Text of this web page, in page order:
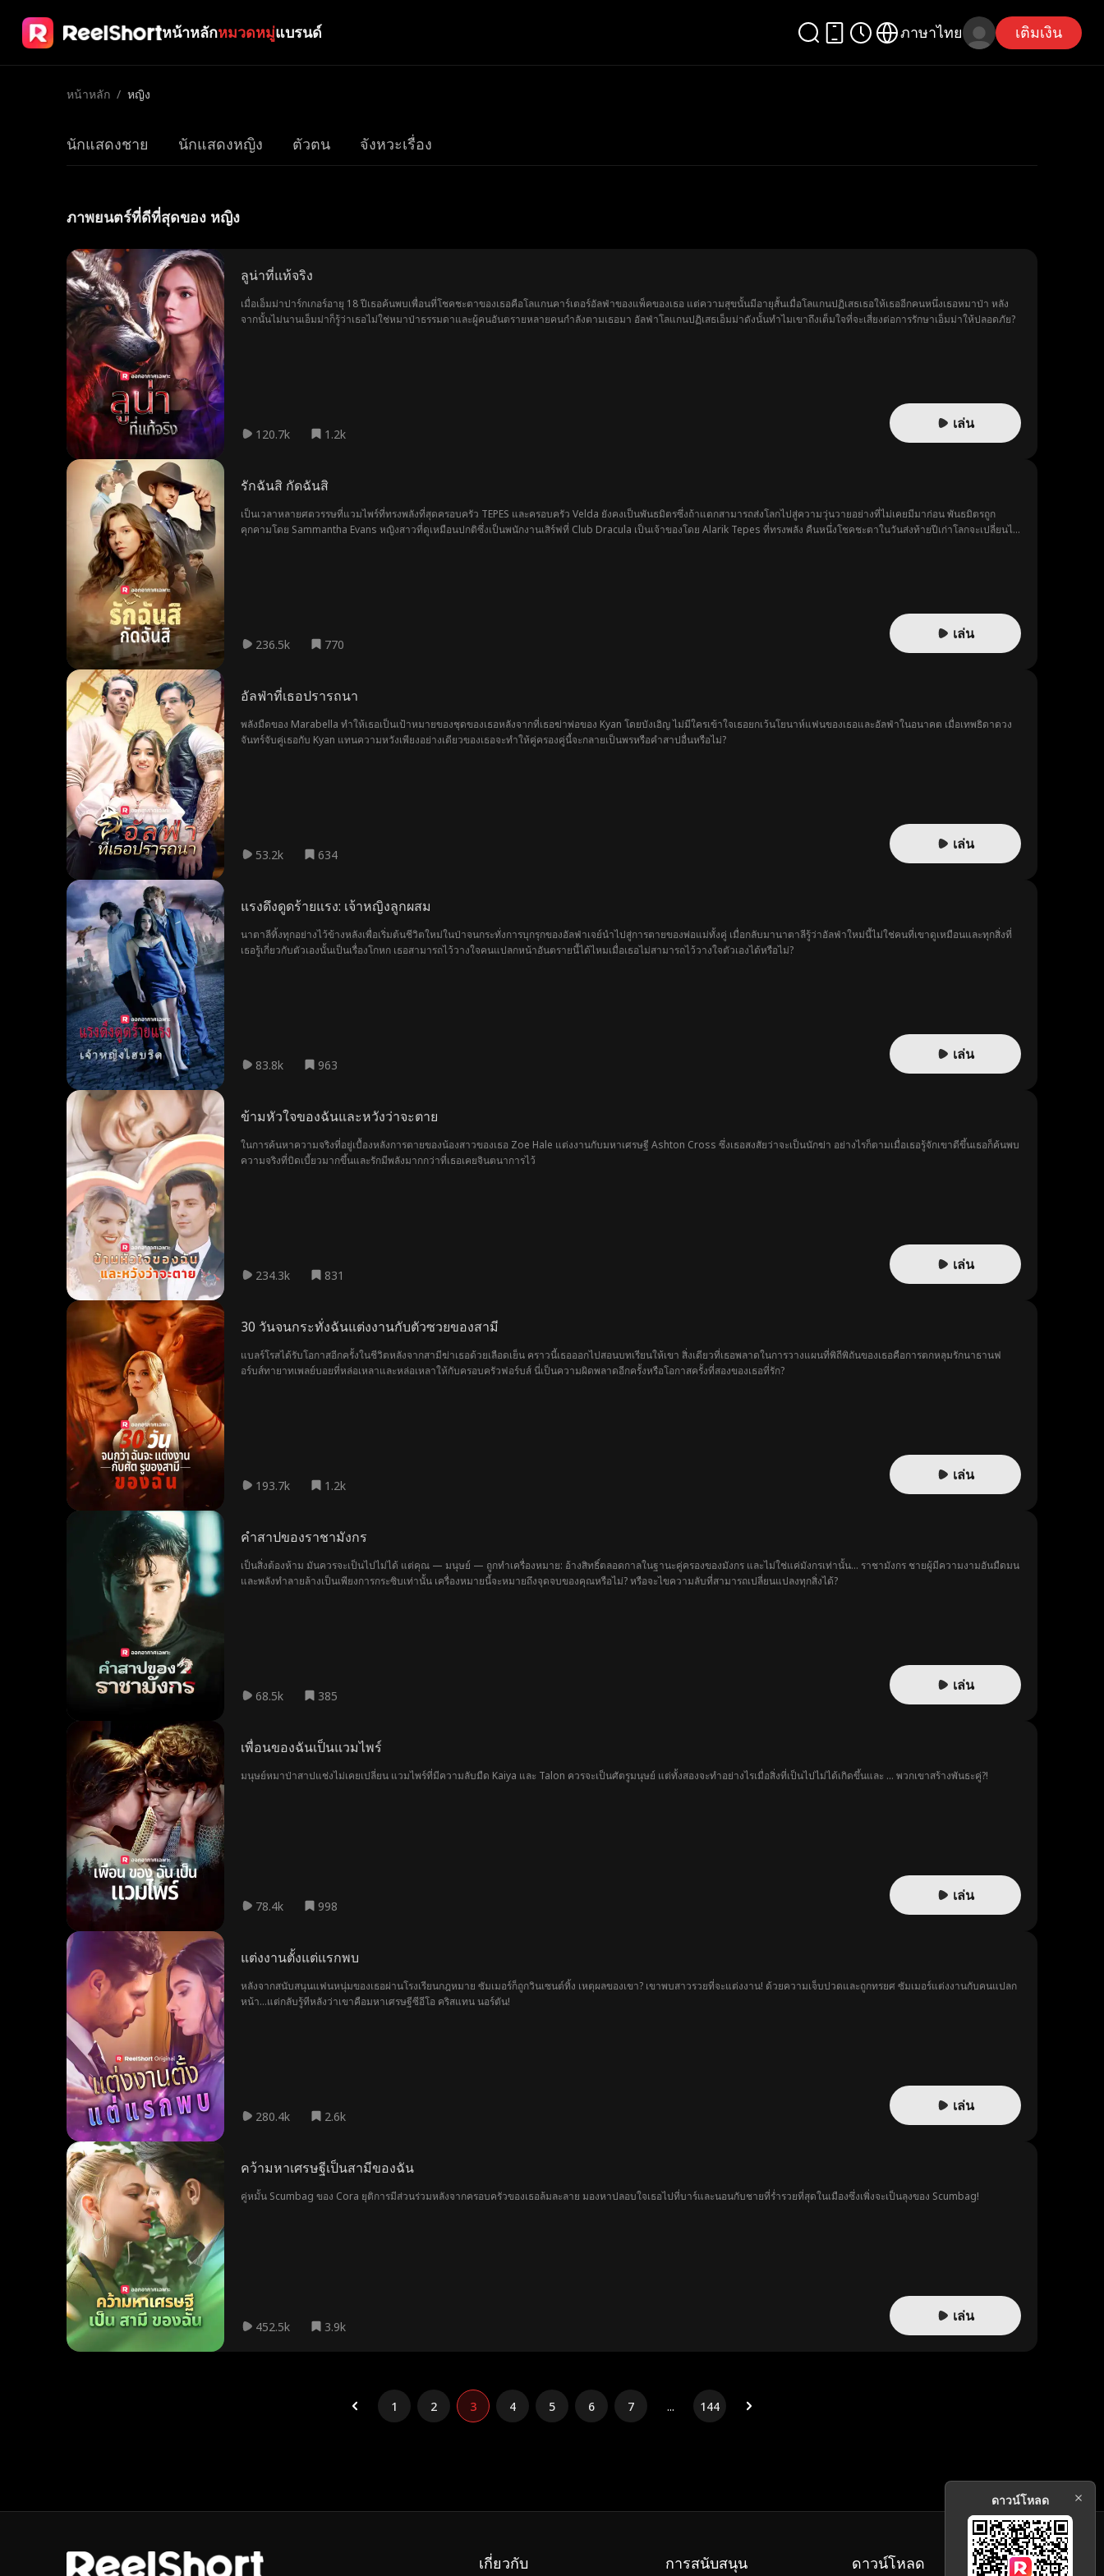
หน้าหลักหมวดหมู่แบรนด์ ภาษาไทย เติมเงิน
หน้าหลัก / หญิง
นักแสดงชาย นักแสดงหญิง ตัวตน จังหวะเรื่อง
ภาพยนตร์ที่ดีที่สุดของ หญิง
ลูน่าที่แท้จริง
เมื่อเอ็มม่าปาร์กเกอร์อายุ 18 ปีเธอค้นพบเพื่อนที่โชคชะตาของเธอคือโลแกนคาร์เตอร์อัลฟ่าของแพ็คของเธอ แต่ความสุขนั้นมีอายุสั้นเมื่อโลแกนปฏิเสธเธอให้เธออีกคนหนึ่งเธอหมาป่า หลัง
จากนั้นไม่นานเอ็มม่าก็รู้ว่าเธอไม่ใช่หมาป่าธรรมดาและผู้คนอันตรายหลายคนกำลังตามเธอมา อัลฟ่าโลแกนปฏิเสธเอ็มม่าดังนั้นทำไมเขาถึงเต็มใจที่จะเสี่ยงต่อการรักษาเอ็มม่าให้ปลอดภัย?
120.7k 1.2k
เล่น
รักฉันสิ กัดฉันสิ
เป็นเวลาหลายศตวรรษที่แวมไพร์ที่ทรงพลังที่สุดครอบครัว TEPES และครอบครัว Velda ยังคงเป็นพันธมิตรซึ่งถ้าแตกสามารถส่งโลกไปสู่ความวุ่นวายอย่างที่ไม่เคยมีมาก่อน พันธมิตรถูก
คุกคามโดย Sammantha Evans หญิงสาวที่ดูเหมือนปกติซึ่งเป็นพนักงานเสิร์ฟที่ Club Dracula เป็นเจ้าของโดย Alarik Tepes ที่ทรงพลัง คืนหนึ่งโชคชะตาในวันส่งท้ายปีเก่าโลกจะเปลี่ยนไป
236.5k 770
เล่น
อัลฟ่าที่เธอปรารถนา
พลังมืดของ Marabella ทำให้เธอเป็นเป้าหมายของชุดของเธอหลังจากที่เธอฆ่าพ่อของ Kyan โดยบังเอิญ ไม่มีใครเข้าใจเธอยกเว้นโยนาห์แฟนของเธอและอัลฟ่าในอนาคต เมื่อเทพธิดาดวง
จันทร์จับคู่เธอกับ Kyan แทนความหวังเพียงอย่างเดียวของเธอจะทำให้คู่ครองคู่นี้จะกลายเป็นพรหรือคำสาปอื่นหรือไม่?
53.2k 634
เล่น
แรงดึงดูดร้ายแรง: เจ้าหญิงลูกผสม
นาตาลีทิ้งทุกอย่างไว้ข้างหลังเพื่อเริ่มต้นชีวิตใหม่ในป่าจนกระทั่งการบุกรุกของอัลฟ่าเจย์นำไปสู่การตายของพ่อแม่ทั้งคู่ เมื่อกลับมานาตาลีรู้ว่าอัลฟ่าใหม่นี้ไม่ใช่คนที่เขาดูเหมือนและทุกสิ่งที่
เธอรู้เกี่ยวกับตัวเองนั้นเป็นเรื่องโกหก เธอสามารถไว้วางใจคนแปลกหน้าอันตรายนี้ได้ไหมเมื่อเธอไม่สามารถไว้วางใจตัวเองได้หรือไม่?
83.8k 963
เล่น
ข้ามหัวใจของฉันและหวังว่าจะตาย
ในการค้นหาความจริงที่อยู่เบื้องหลังการตายของน้องสาวของเธอ Zoe Hale แต่งงานกับมหาเศรษฐี Ashton Cross ซึ่งเธอสงสัยว่าจะเป็นนักฆ่า อย่างไรก็ตามเมื่อเธอรู้จักเขาดีขึ้นเธอก็ค้นพบ
ความจริงที่บิดเบี้ยวมากขึ้นและรักมีพลังมากกว่าที่เธอเคยจินตนาการไว้
234.3k 831
เล่น
30 วันจนกระทั่งฉันแต่งงานกับตัวซวยของสามี
แบลร์โรสได้รับโอกาสอีกครั้งในชีวิตหลังจากสามีฆ่าเธอด้วยเลือดเย็น คราวนี้เธอออกไปสอนบทเรียนให้เขา สิ่งเดียวที่เธอพลาดในการวางแผนที่พิถีพิถันของเธอคือการตกหลุมรักนาธานฟ
อร์บส์ทายาทเพลย์บอยที่หล่อเหลาและหล่อเหลาให้กับครอบครัวฟอร์บส์ นี่เป็นความผิดพลาดอีกครั้งหรือโอกาสครั้งที่สองของเธอที่รัก?
193.7k 1.2k
เล่น
คำสาปของราชามังกร
เป็นสิ่งต้องห้าม มันควรจะเป็นไปไม่ได้ แต่คุณ — มนุษย์ — ถูกทำเครื่องหมาย: อ้างสิทธิ์ตลอดกาลในฐานะคู่ครองของมังกร และไม่ใช่แค่มังกรเท่านั้น... ราชามังกร ชายผู้มีความงามอันมืดมน
และพลังทำลายล้างเป็นเพียงการกระซิบเท่านั้น เครื่องหมายนี้จะหมายถึงจุดจบของคุณหรือไม่? หรือจะไขความลับที่สามารถเปลี่ยนแปลงทุกสิ่งได้?
68.5k 385
เล่น
เพื่อนของฉันเป็นแวมไพร์
มนุษย์หมาป่าสาปแช่งไม่เคยเปลี่ยน แวมไพร์ที่มีความลับมืด Kaiya และ Talon ควรจะเป็นศัตรูมนุษย์ แต่ทั้งสองจะทำอย่างไรเมื่อสิ่งที่เป็นไปไม่ได้เกิดขึ้นและ ... พวกเขาสร้างพันธะคู่?!
78.4k 998
เล่น
แต่งงานตั้งแต่แรกพบ
หลังจากสนับสนุนแฟนหนุ่มของเธอผ่านโรงเรียนกฎหมาย ซัมเมอร์ก็ถูกวินเซนต์ทิ้ง เหตุผลของเขา? เขาพบสาวรวยที่จะแต่งงาน! ด้วยความเจ็บปวดและถูกทรยศ ซัมเมอร์แต่งงานกับคนแปลก
หน้า...แต่กลับรู้ทีหลังว่าเขาคือมหาเศรษฐีซีอีโอ คริสแทน นอร์ตัน!
280.4k 2.6k
เล่น
คว้ามหาเศรษฐีเป็นสามีของฉัน
คู่หมั้น Scumbag ของ Cora ยุติการมีส่วนร่วมหลังจากครอบครัวของเธอล้มละลาย มองหาปลอบใจเธอไปที่บาร์และนอนกับชายที่ร่ำรวยที่สุดในเมืองซึ่งเพิ่งจะเป็นลุงของ Scumbag!
452.5k 3.9k
เล่น
1 2 3 4 5 6 7 ... 144
เกี่ยวกับ การสนับสนุน ดาวน์โหลด
ดาวน์โหลด